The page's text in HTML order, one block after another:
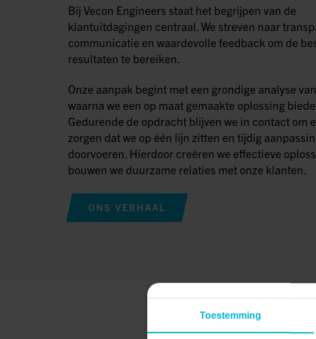
Bij Vecon Engineers staat het begrijpen van de
klantuitdagingen centraal. We streven naar
communicatie en waardevolle feedback om de
resultaten te bereiken.
Onze aanpak begint met een grondige analyse
waarna we een op maat gemaakte oplossing
Gedurende de opdracht blijven we in contact om
zorgen dat we op één lijn zitten en tijdig
doorvoeren. Hierdoor creëren we effectieve
bouwen we duurzame relaties met onze klanten.
ONS VERHAAL
Toestemming